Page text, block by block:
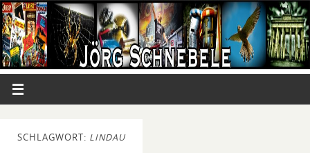
SCHLAGWORT: LINDAU